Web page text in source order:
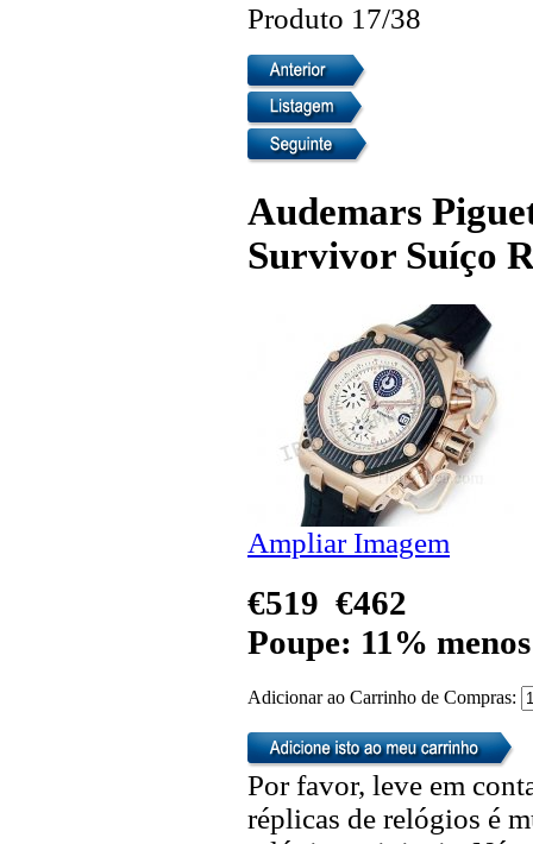
Produto 17/38
Audemars
Survivor Suíço
Ampliar Imagem
€519 €462
Poupe: 11% menos
Adicionar ao Carrinho de Compras:
Por favor, leve em
réplicas de relógios é